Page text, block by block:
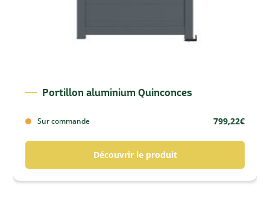
Portillon aluminium Quinconces
Sur commande 799,22€
Découvrir le produit